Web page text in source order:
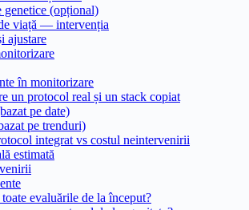
genetice (opțional)
viață — intervenția
ajustare
în monitorizare
un protocol real și un stack copiat
pe date)
pe trenduri)
integrat vs costul neintervenirii
estimată
evaluările de la început?